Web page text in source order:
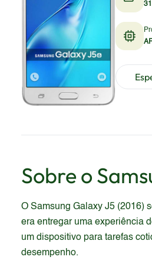
Sobre o
O Samsung Galaxy J5 (2016)
era entregar uma experiência
um dispositivo para tarefas
desempenho.